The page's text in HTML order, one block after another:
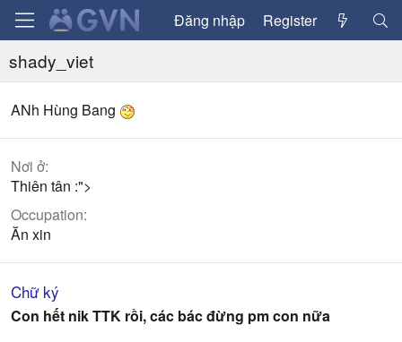
Đăng nhập Register
shady_viet
ANh Hùng Bang
Nơi ở
Thiên tân :">
Occupation
Ăn xin
Chữ ký
Con hết nik TTK rồi, các bác đừng pm con nữa